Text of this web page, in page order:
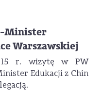
Minister
Warszawskiej
r. wizytę w PW
Edukacji z Chin